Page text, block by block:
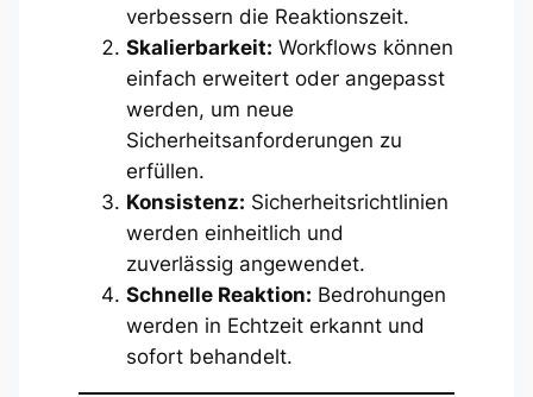
verbessern die Reaktionszeit.
Skalierbarkeit: Workflows können
einfach erweitert oder angepasst
werden, um neue
Sicherheitsanforderungen zu
erfüllen.
Konsistenz: Sicherheitsrichtlinien
werden einheitlich und
zuverlässig angewendet.
Schnelle Reaktion: Bedrohungen
werden in Echtzeit erkannt und
sofort behandelt.